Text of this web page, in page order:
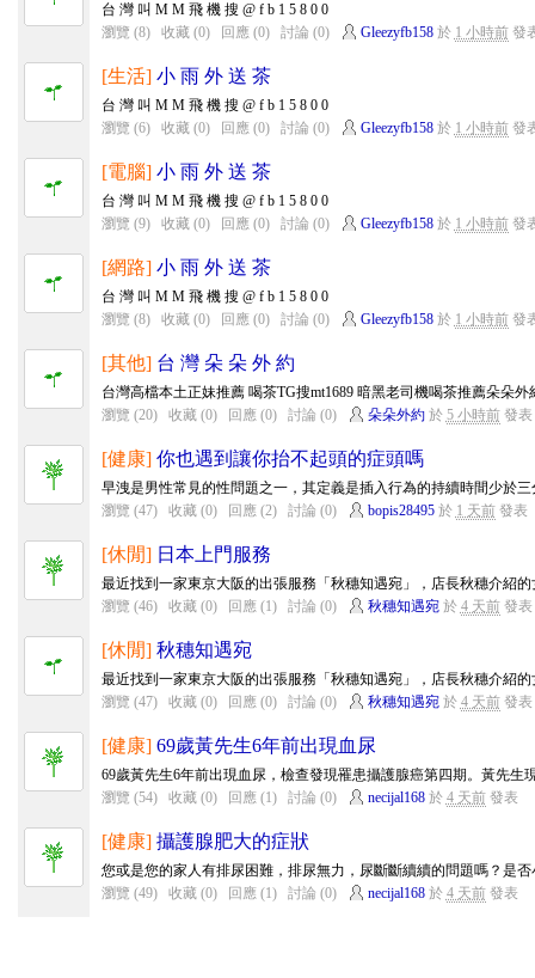
台 灣 叫 M M 飛 機 搜 @ f b 1 5 8 0 0
瀏覽 (8)
收藏 (0) 回應 (0) 討論 (0) Gleezyfb158於 1 小時前發
[生活] 小 雨 外 送 茶
台 灣 叫 M M 飛 機 搜 @ f b 1 5 8 0 0
瀏覽 (6)
收藏 (0) 回應 (0) 討論 (0) Gleezyfb158於 1 小時前發
[電腦] 小 雨 外 送 茶
台 灣 叫 M M 飛 機 搜 @ f b 1 5 8 0 0
瀏覽 (9)
收藏 (0) 回應 (0) 討論 (0) Gleezyfb158於 1 小時前發
[網路] 小 雨 外 送 茶
台 灣 叫 M M 飛 機 搜 @ f b 1 5 8 0 0
瀏覽 (8)
收藏 (0) 回應 (0) 討論 (0) Gleezyfb158於 1 小時前發
[其他] 台 灣 朵 朵 外 約
台灣高檔本土正妹推薦 喝茶TG搜mt1689 暗黑老司機喝茶推薦朵朵外
瀏覽 (20)
收藏 (0) 回應 (0) 討論 (0) 朵朵外約於 5 小時前發表
[健康] 你也遇到讓你抬不起頭的症頭嗎
早洩是男性常見的性問題之一，其定義是插入行為的持續時間少於
瀏覽 (47)
收藏 (0) 回應 (2) 討論 (0) bopis28495於 1 天前發表
[休閒] 日本上門服務
最近找到一家東京大阪的出張服務「秋穗知遇宛」，店長秋穗介紹
瀏覽 (46)
收藏 (0) 回應 (1) 討論 (0) 秋穗知遇宛於 4 天前發表
[休閒] 秋穗知遇宛
最近找到一家東京大阪的出張服務「秋穗知遇宛」，店長秋穗介紹
瀏覽 (47)
收藏 (0) 回應 (0) 討論 (0) 秋穗知遇宛於 4 天前發表
[健康] 69歲黃先生6年前出現血尿
69歲黃先生6年前出現血尿，檢查發現罹患攝護腺癌第四期。黃先生
瀏覽 (54)
收藏 (0) 回應 (1) 討論 (0) necijal168於 4 天前發表
[健康] 攝護腺肥大的症狀
您或是您的家人有排尿困難，排尿無力，尿斷斷續續的問題嗎？是
瀏覽 (49)
收藏 (0) 回應 (1) 討論 (0) necijal168於 4 天前發表